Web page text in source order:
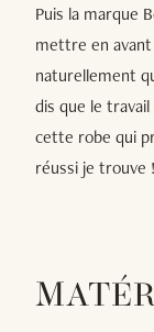
Puis la marque
mettre en
naturellement
dis que le
cette robe qui
réussi je